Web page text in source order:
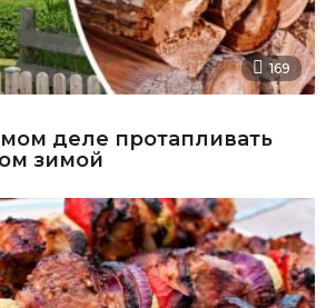
169
деле протапливать
зимой